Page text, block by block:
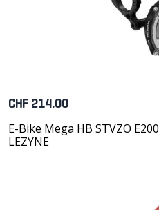
CHF 214.00
E-Bike Mega HB STVZO
LEZYNE